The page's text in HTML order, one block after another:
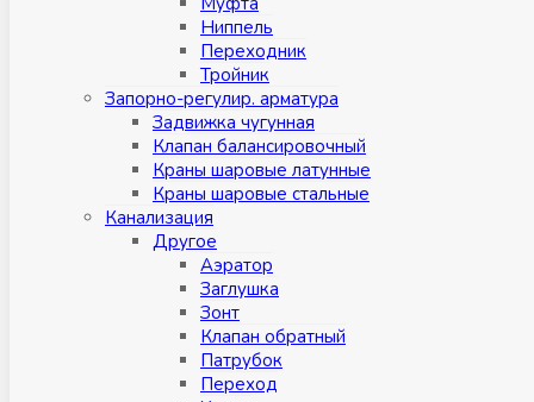
Ниппель
Переходник
Тройник
Запорно-регулир. арматура
Задвижка чугунная
Клапан балансировочный
Краны шаровые латунные
Краны шаровые стальные
Канализация
Другое
Аэратор
Заглушкa
Зонт
Клапан обратный
Патрубок
Переход